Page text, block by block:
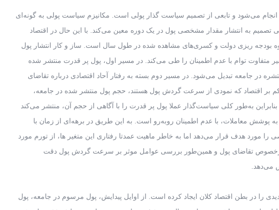
می‌شود و تابعی از تصمیم سیاست گذار پولی است. مکانیزم سیاست پولی به گونه‌ای
به انتشار مقدار مشخصی پول در یک دوره معین می‌کند. با این حال در اقتصاد
بودجه ریزی دولت و کسری‌های مشاهده شده در طول سال است. ساز و کار انتشار پول
متفاوت توام با عدم اطمینان را طی می‌کند. در مسیر اول، پول پر قدرت منتشر شده
در جامعه تبدیل می‌شود. در مسیر دوم بسته به رفتار آحاد اقتصادی درباره تقاضای
بر اقتصاد که نمودی از سرعت گردش پول هستند، حجم پول منتشر شده در جامعه،
به‌طور کلی سیاست‌گذار عملا پول پر قدرت را با آگاهی از حجم آن، منتشر می‌کند
معاملات، با عدم اطمینان روبه‌رو است. به این طریق در برهه‌ای از زمان با
مورد هدف قرار می‌دهد اما به خاطر ماهیت عمدتا رفتاری این متغیر ها، از تورم مورد
درخصوص تقاضای پول و همین‌طور بررسی عوامل موثر بر سرعت گردش پول دقت
می‌دهد.
را در بطن اقتصاد کلان ایجاد کرده است. از اوایل پیدایش، پول مرسوم در جامعه، پول